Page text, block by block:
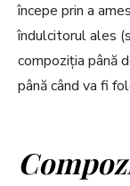
începe prin a
îndulcitorul ales
compoziția până
până când va fi